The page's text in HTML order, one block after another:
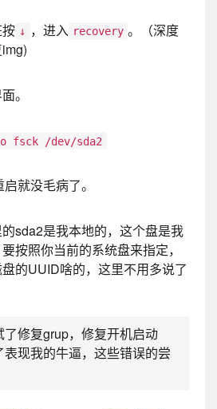
↓ ，进入 recovery 。（深度
。
fsck /dev/sda2
就没毛病了。
sda2是我本地的，这个盘是我
按照你当前的系统盘来指定，
的UUID啥的，这里不用多说了
了修复grup，修复开机启动
现我的牛逼，这些错误的尝